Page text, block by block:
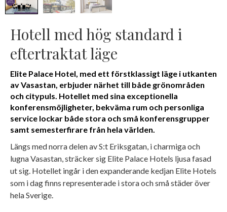
Hotell med hög standard i
eftertraktat läge
Elite Palace Hotel, med ett förstklassigt läge i utkanten
av Vasastan, erbjuder närhet till både grönområden
och citypuls. Hotellet med sina exceptionella
konferensmöjligheter, bekväma rum och personliga
service lockar både stora och små konferensgrupper
samt semesterfirare från hela världen.
Längs med norra delen av S:t Eriksgatan, i charmiga och
lugna Vasastan, sträcker sig Elite Palace Hotels ljusa fasad
ut sig. Hotellet ingår i den expanderande kedjan Elite Hotels
som i dag finns representerade i stora och små städer över
hela Sverige.